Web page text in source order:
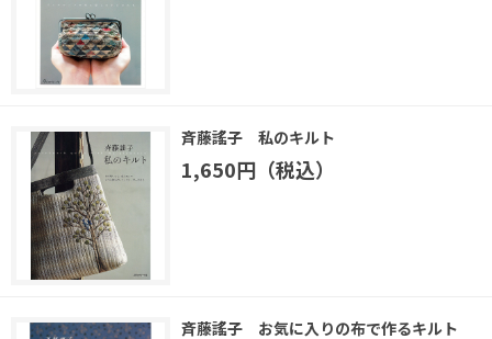
斉藤謠子 私のキルト
1,650円（税込）
斉藤謠子 お気に入りの布で作るキルト